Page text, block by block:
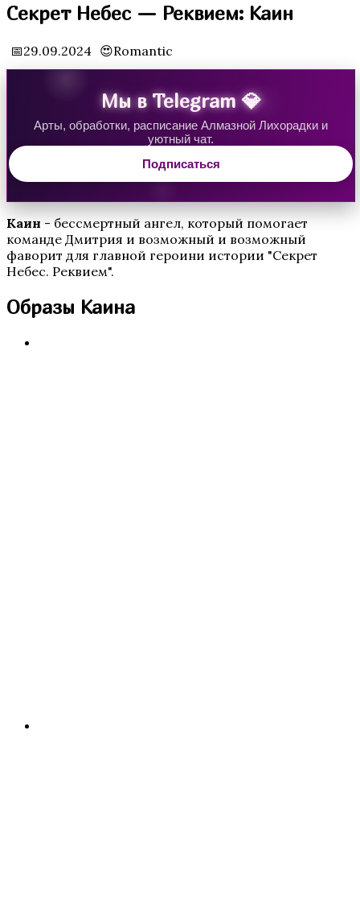
Аверрис: Дитя Разлома
Бюро Параллельных Миров. Том 2
Секрет Небес — Реквием: Каин
📅29.09.2024 😍Romantic
Мы в Telegram 💎
Арты, обработки, расписание Алмазной Лихорадки и
уютный чат.
Подписаться
Каин - бессмертный ангел, который помогает
команде Дмитрия и возможный и возможный
фаворит для главной героини истории "Секрет
Небес. Реквием".
Образы Каина